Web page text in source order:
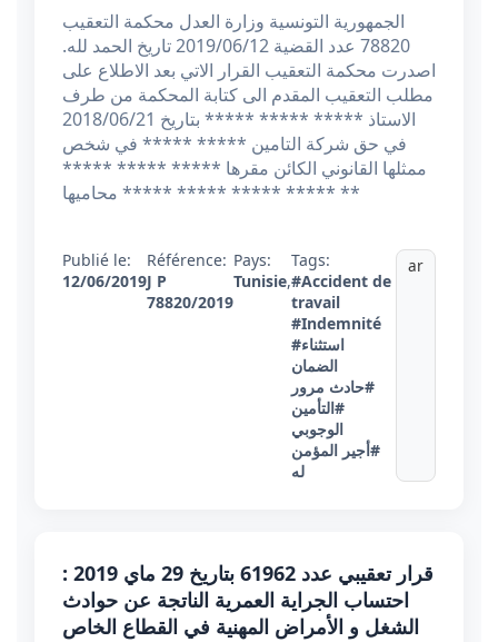
الجمهورية التونسية وزارة العدل محكمة التعقيب
78820 عدد القضية 2019/06/12 تاريخ الحمد لله.
اصدرت محكمة التعقيب القرار الاتي بعد الاطلاع على
مطلب التعقيب المقدم الى كتابة المحكمة من طرف
الاستاذ ***** ***** ***** بتاريخ 2018/06/21
في حق شركة التامين ***** ***** في شخص
ممثلها القانوني الكائن مقرها ***** ***** *****
***** ***** ***** ***** محاميها **
Publié le:
12/06/2019
Référence:
J P
78820/2019
Pays:
Tunisie,
Tags:
#Accident de
travail
#Indemnité
#استثناء
الضمان
#حادث مرور
#التأمين
الوجوبي
#أجير المؤمن
له
ar
قرار تعقيبي عدد 61962 بتاريخ 29 ماي 2019 :
احتساب الجراية العمرية الناتجة عن حوادث
الشغل و الأمراض المهنية في القطاع الخاص